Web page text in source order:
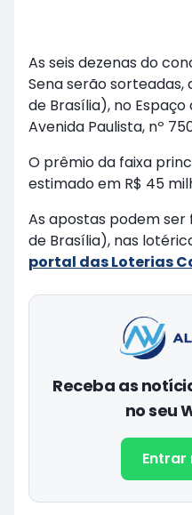
As seis dezenas do
Sena serão sorteadas,
de Brasília), no
Avenida Paulista, nº
O prêmio da faixa
estimado em R$ 45
As apostas podem
de Brasília), nas
portal das Loterias
Receba as
no seu
Entrar